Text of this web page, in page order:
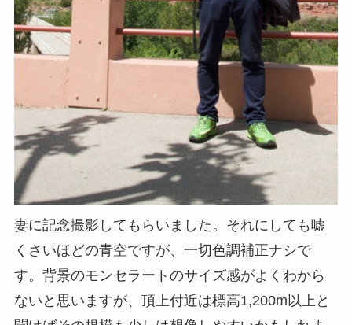
妻に記念撮影してもらいました。それにしても嘘
くさいほどの青空ですが、一切色調補正ナシで
す。背景のモンセラートのサイズ感がよくわから
ないと思いますが、頂上付近は標高1,200m以上と